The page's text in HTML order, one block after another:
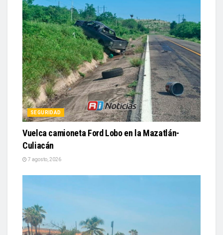
SEGURIDAD
Vuelca camioneta Ford Lobo en la Mazatlán-
Culiacán
7 agosto, 2026